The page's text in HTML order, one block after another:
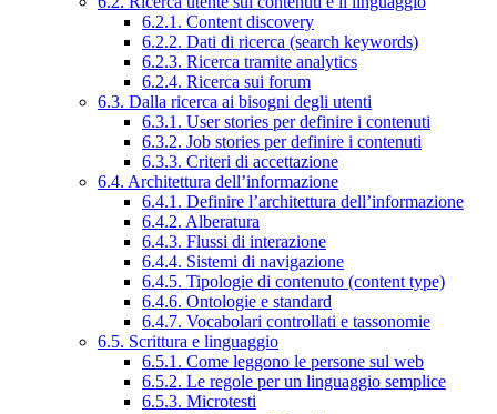
6.2.1. Content discovery
6.2.2. Dati di ricerca (search keywords)
6.2.3. Ricerca tramite analytics
6.2.4. Ricerca sui forum
6.3. Dalla ricerca ai bisogni degli utenti
6.3.1. User stories per definire i contenuti
6.3.2. Job stories per definire i contenuti
6.3.3. Criteri di accettazione
6.4. Architettura dell’informazione
6.4.1. Definire l’architettura dell’informazione
6.4.2. Alberatura
6.4.3. Flussi di interazione
6.4.4. Sistemi di navigazione
6.4.5. Tipologie di contenuto (content type)
6.4.6. Ontologie e standard
6.4.7. Vocabolari controllati e tassonomie
6.5. Scrittura e linguaggio
6.5.1. Come leggono le persone sul web
6.5.2. Le regole per un linguaggio semplice
6.5.3. Microtesti